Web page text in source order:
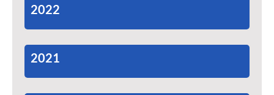
2022
2021